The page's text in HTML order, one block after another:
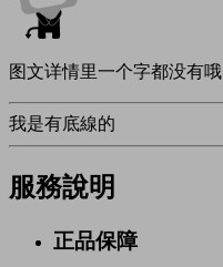
图文详情里一个字都没有哦
我是有底線的
服務說明
正品保障